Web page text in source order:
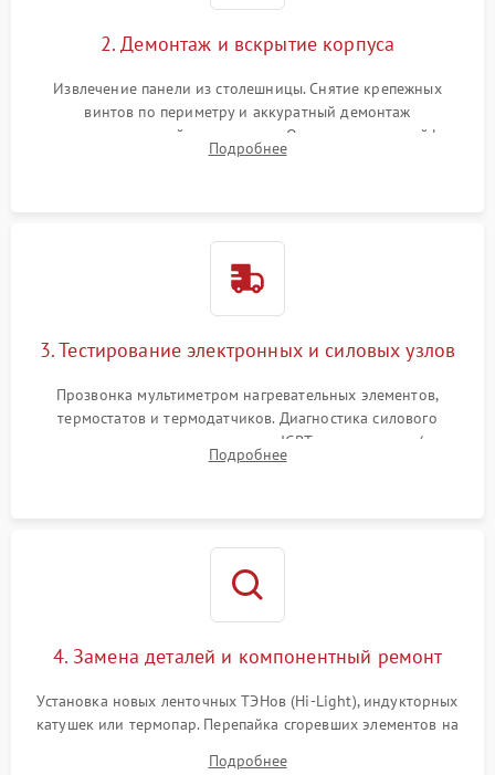
2. Демонтаж и вскрытие корпуса
Извлечение панели из столешницы. Снятие крепежных
винтов по периметру и аккуратный демонтаж
стеклокерамической поверхности. Отсоединение шлейфов
сенсорного блока для доступа к силовым платам, катушкам
Подробнее
3. Тестирование электронных и силовых узлов
Прозвонка мультиметром нагревательных элементов,
термостатов и термодатчиков. Диагностика силового
модуля, реле, диодных мостов и IGBT-транзисторов (для
индукции). Проверка кранов и газ-контроля (для газовых
Подробнее
4. Замена деталей и компонентный ремонт
Установка новых ленточных ТЭНов (Hi-Light), индукторных
катушек или термопар. Перепайка сгоревших элементов на
дорожек. Очистка контактов и замена поврежденной
Подробнее